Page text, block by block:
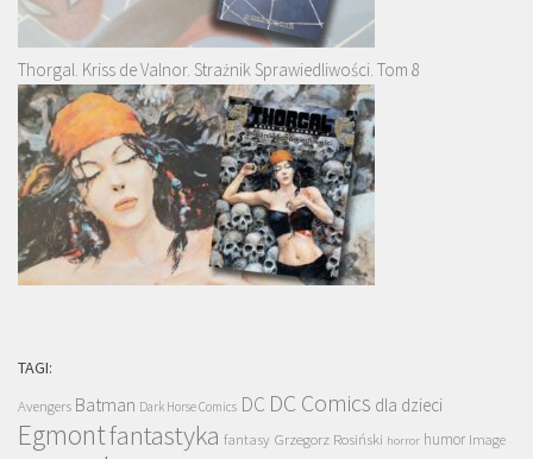
Thorgal. Kriss de Valnor. Strażnik Sprawiedliwości. Tom 8
TAGI:
Avengers Batman Dark Horse Comics DC DC Comics dla dzieci
Egmontfantastyka fantasy Grzegorz Rosiński horror humor Image